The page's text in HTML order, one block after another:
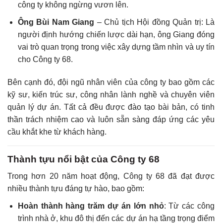
công ty không ngừng vươn lên.
Ông Bùi Nam Giang – Chủ tịch Hội đồng Quản trị: Là
người định hướng chiến lược dài hạn, ông Giang đóng
vai trò quan trọng trong việc xây dựng tầm nhìn và uy tín
cho Công ty 68.
Bên cạnh đó, đội ngũ nhân viên của công ty bao gồm các
kỹ sư, kiến trúc sư, công nhân lành nghề và chuyên viên
quản lý dự án. Tất cả đều được đào tạo bài bản, có tinh
thần trách nhiệm cao và luôn sẵn sàng đáp ứng các yêu
cầu khắt khe từ khách hàng.
Thành tựu nổi bật của Công ty 68
Trong hơn 20 năm hoạt động, Công ty 68 đã đạt được
nhiều thành tựu đáng tự hào, bao gồm:
Hoàn thành hàng trăm dự án lớn nhỏ: Từ các công
trình nhà ở, khu đô thị đến các dự án hạ tầng trọng điểm